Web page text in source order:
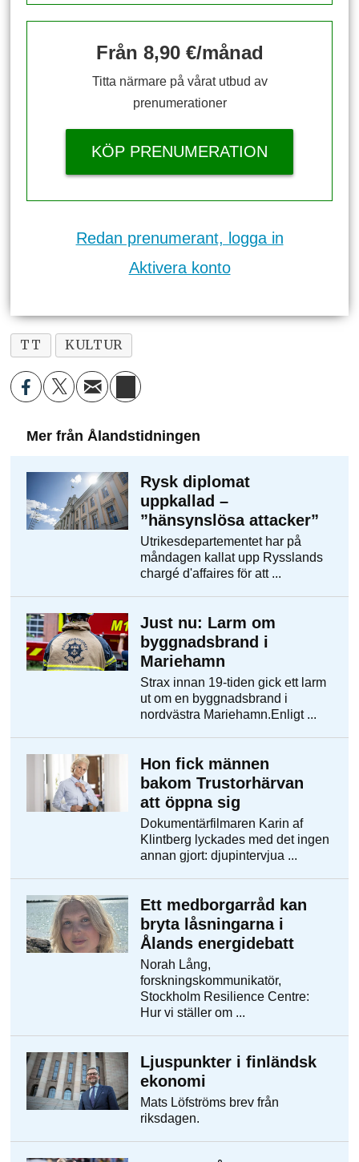
Från 8,90 €/månad
Titta närmare på vårat utbud av
prenumerationer
KÖP PRENUMERATION
Redan prenumerant, logga in
Aktivera konto
TT KULTUR